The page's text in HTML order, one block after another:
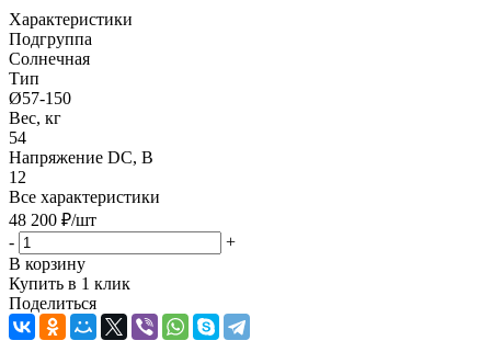
Характеристики
Подгруппа
Солнечная
Тип
Ø57-150
Вес, кг
54
Напряжение DC, В
12
Все характеристики
48 200 ₽/шт
-
+
В корзину
Купить в 1 клик
Поделиться